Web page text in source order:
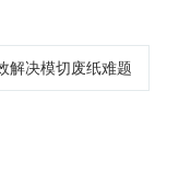
解决模切废纸难题